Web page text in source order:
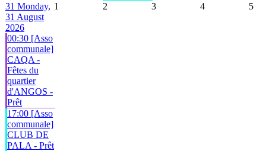
31 Monday,
31 August
2026
00:30 [Asso
communale]
CAQA -
Fêtes du
quartier
d'ANGOS -
Prêt
17:00 [Asso
communale]
CLUB DE
PALA - Prêt
1 2 3 4 5